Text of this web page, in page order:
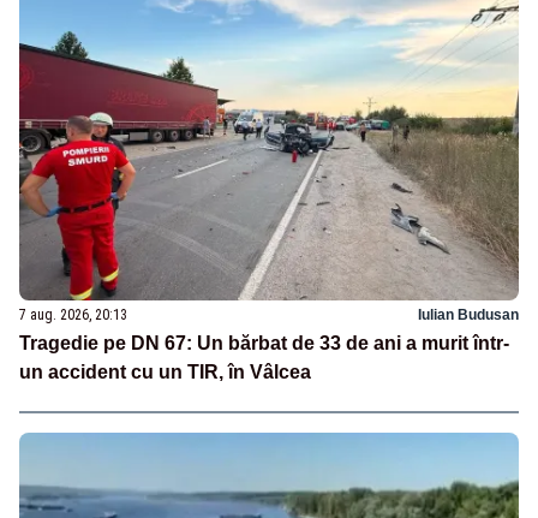
7 aug. 2026, 20:13 Iulian Budusan
Tragedie pe DN 67: Un bărbat de 33 de ani a murit într-
un accident cu un TIR, în Vâlcea